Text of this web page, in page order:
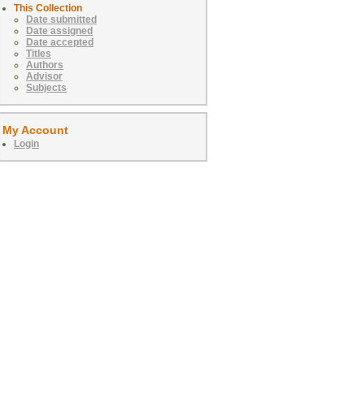
This Collection
Date submitted
Date assigned
Date accepted
Titles
Authors
Advisor
Subjects
My Account
Login